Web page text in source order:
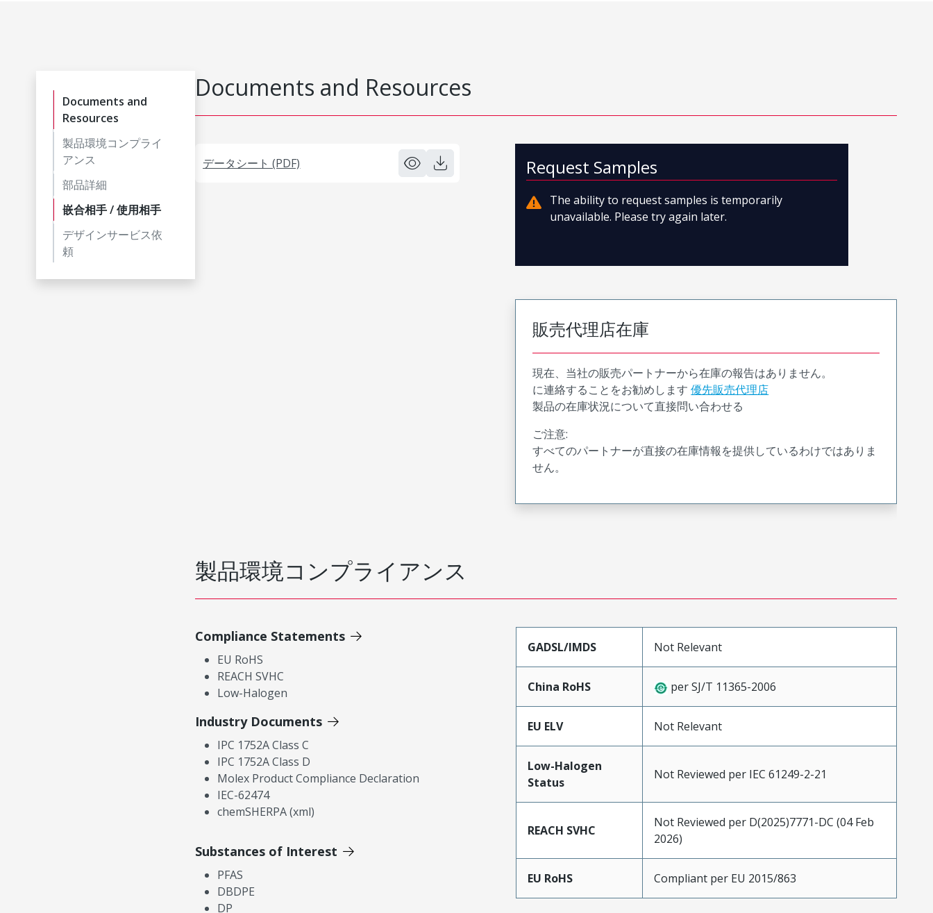
Documents and
Resources
製品環境コンプライ
アンス
部品詳細
嵌合相手 / 使用相手
デザインサービス依
頼
Documents and Resources
データシート (PDF) Request Samples
The ability to request samples is temporarily
unavailable. Please try again later.
販売代理店在庫
現在、当社の販売パートナーから在庫の報告はありません。
に連絡することをお勧めします 優先販売代理店
製品の在庫状況について直接問い合わせる
ご注意:
すべてのパートナーが直接の在庫情報を提供しているわけではありま
せん。
製品環境コンプライアンス
Compliance Statements
EU RoHS
REACH SVHC
Low-Halogen
Industry Documents
IPC 1752A Class C
IPC 1752A Class D
Molex Product Compliance Declaration
IEC-62474
chemSHERPA (xml)
Substances of Interest
PFAS
DBDPE
DP
GADSL/IMDS Not Relevant
China RoHS per SJ/T 11365-2006
EU ELV Not Relevant
Low-Halogen
Status
Not Reviewed per IEC 61249-2-21
REACH SVHC
Not Reviewed per D(2025)7771-DC (04 Feb
2026)
EU RoHS Compliant per EU 2015/863